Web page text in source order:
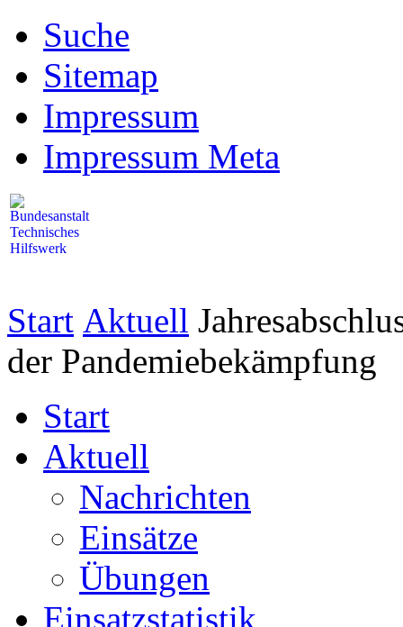
Suche
Sitemap
Impressum
Impressum Meta
Start Aktuell
der Pandemiebekämpfung
Start
Aktuell
Nachrichten
Einsätze
Übungen
Einsatzstatistik